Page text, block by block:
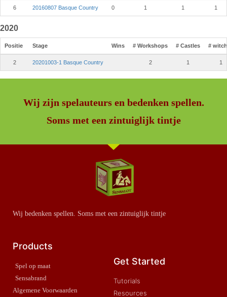
6 20160807 Basque Country 0 1 1 1
2020
Positie Stage Wins # Workshops # Castles #
2 20201003-1 Basque Country 2 1 1
Wij zijn spelauteurs en bedenken spellen.
Soms met een zintuiglijk tintje
Wij bedenken spellen. Soms met een zintuiglijk tintje
Products
Spel op maat
Sensabrand
Algemene Voorwaarden
Get Started
Tutorials
Resources